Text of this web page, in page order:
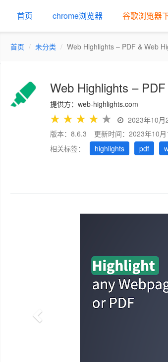
首页 chrome浏览器 谷歌浏览器
首页 未分类 Web Highlights – PDF & Web
Web Highlights –
提供方：web-highlights.com
★ ★ ★ ★ ★ 2023年10月
版本：8.6.3
更新时间：2023年10月
相关标签：
highlights pdf